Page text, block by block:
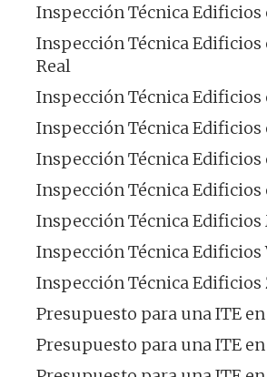
Inspección Técnica Edificios
Inspección Técnica Edificios
Real
Inspección Técnica Edificios
Inspección Técnica
Inspección Técnica Edificios
Inspección Técnica Edificios
Inspección Técnica Edificios
Inspección Técnica Edificios
Inspección Técnica Edificios
Presupuesto para una ITE
Presupuesto para una ITE